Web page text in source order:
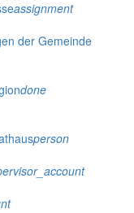
assignment
der Gemeinde
done
person